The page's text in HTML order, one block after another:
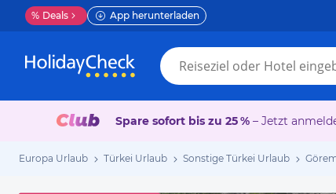
% Deals App herunterladen
Spare sofort bis zu 25 % – Jetzt
Europa Urlaub Türkei Urlaub Sonstige Türkei Urlaub